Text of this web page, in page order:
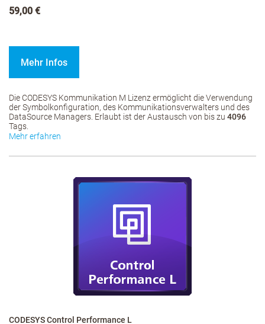
59,00 €
Mehr Infos
Die CODESYS Kommunikation M Lizenz ermöglicht die Verwendung
der Symbolkonfiguration, des Kommunikationsverwalters und des
DataSource Managers. Erlaubt ist der Austausch von bis zu 4096
Tags.
Mehr erfahren
CODESYS Control Performance L